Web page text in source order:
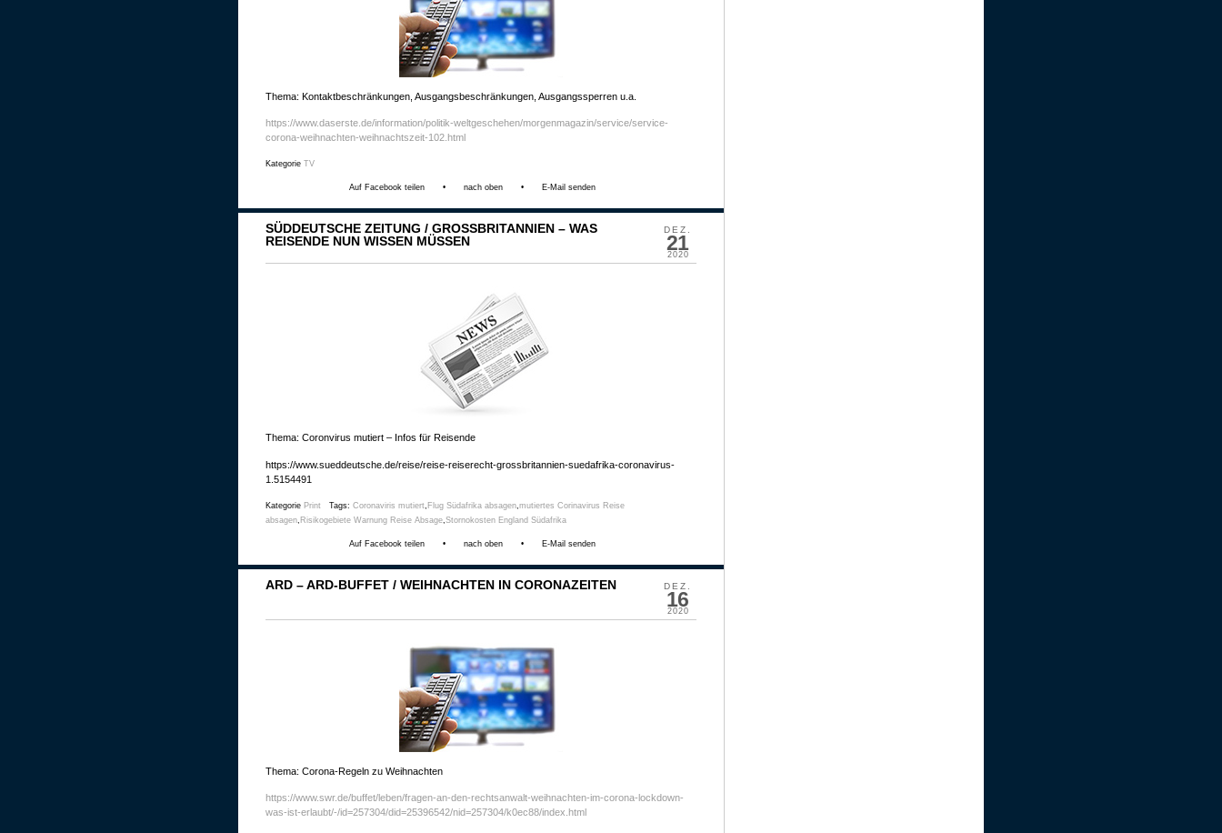
Thema: Kontaktbeschränkungen, Ausgangsbeschränkungen, Ausgangssperren u.a.
https://www.daserste.de/information/politik-weltgeschehen/morgenmagazin/service/service-
corona-weihnachten-weihnachtszeit-102.html
Kategorie TV
Auf Facebook teilen • nach oben • E-Mail senden
DEZ.
21
2020
SÜDDEUTSCHE ZEITUNG / GROSSBRITANNIEN – WAS R
EISENDE NUN WISSEN MÜSSEN
Thema: Coronvirus mutiert – Infos für Reisende
https://www.sueddeutsche.de/reise/reise-reiserecht-grossbritannien-suedafrika-coronavirus-
1.5154491
Kategorie Print Tags: Coronaviris mutiert Flug Südafrika absagen mutiertes Corinavirus Reise
absagen Risikogebiete Warnung Reise Absage Stornokosten England Südafrika
Auf Facebook teilen • nach oben • E-Mail senden
DEZ.
16
2020
ARD – ARD-BUFFET / WEIHNACHTEN IN CORONAZEITEN
Thema: Corona-Regeln zu Weihnachten
https://www.swr.de/buffet/leben/fragen-an-den-rechtsanwalt-weihnachten-im-corona-lockdown-
was-ist-erlaubt/-/id=257304/did=25396542/nid=257304/k0ec88/index.html